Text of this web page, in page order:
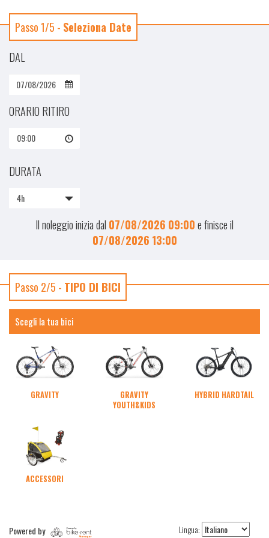
Passo 1/5 - Seleziona Date
DAL
ORARIO RITIRO
09:00
DURATA
4h
Il noleggio inizia dal 07/08/2026 09:00e finisce il
07/08/2026 13:00
Passo 2/5 - TIPO DI BICI
Scegli la tua bici
GRAVITY
GRAVITY
YOUTH&KIDS
HYBRID HARDTAIL
ACCESSORI
Lingua:
Powered by